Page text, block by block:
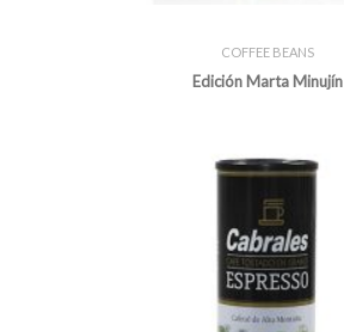
COFFEE BEANS
Edición Marta Minujín